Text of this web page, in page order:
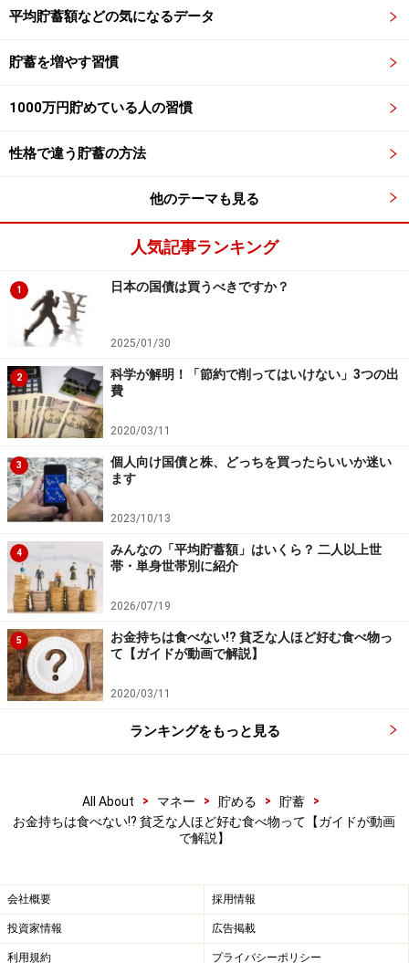
ランチが買えます。安いからこそ、手に取りやすくなる
のです。
人生の成功のカギは自制心です。だから、
お金持ちにな
りたい人は、ファストフードを避けるべき
「節約で削ってはいけない3つの出費」
とい
う記事を書きました。この記事では、『健康・交際・教
育』のお金を削ってはいけない！とまとめました。今か
ら加筆するなら、ここに「食費」も追加したいところで
す。
【関連記事をチェック！】
深酒する人ほど貧乏に!?お金持ちが飲み過ぎない理
由とは
お金持ちと決定的に違う！みるみる貧乏になる!?危
険な食生活
金持ち体質と貧乏体質、好きなお菓子が全く違う!?
【専門家が動画・音声で解説！】
【参考文献】
論文：Walter Mischel, Ebbe B. Ebbesen, and
Antonette Raskoff Zeiss, 1972, "Cognitive and
Attentional Mechanisms in Delay of Gratification",
Journal of Personality and Social Psychology, 21(2),
Zhong, 2013, "Fast Food and Financial Impatience: A
Socioecological Approach", Journal of Personality
【関連動画をチェック！】
平均貯蓄額などの気になるデータ
貯蓄を増やす習慣
1000万円貯めている人の習慣
性格で違う貯蓄の方法
他のテーマも見る
人気記事ランキング
1 日本の国債は買うべきですか？
2025/01/30
2
科学が解明！「節約で削ってはいけない」3つの出
費
2020/03/11
3
個人向け国債と株、どっちを買ったらいいか迷い
ます
2023/10/13
4
みんなの「平均貯蓄額」はいくら？ 二人以上世
帯・単身世帯別に紹介
2026/07/19
5
お金持ちは食べない!? 貧乏な人ほど好む食べ物っ
て【ガイドが動画で解説】
2020/03/11
ランキングをもっと見る
All About > マネー > 貯める > 貯蓄
>
お金持ちは食べない!? 貧乏な人ほど好む食べ物って【ガイドが動画
で解説】
会社概要 採用情報
投資家情報 広告掲載
利用規約 プライバシーポリシー